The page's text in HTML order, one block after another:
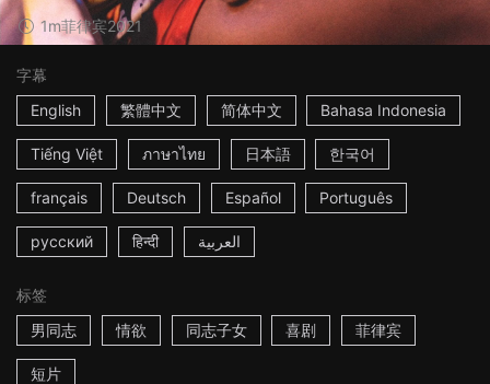
1m菲律宾2021
字幕
English
繁體中文 简体中文 Bahasa Indonesia
Tiếng Việt ภาษาไทย 日本語 한국어
français Deutsch Español Português
русский हिन्दी العربية
标签
男同志
情欲 同志子女 喜剧 菲律宾
短片